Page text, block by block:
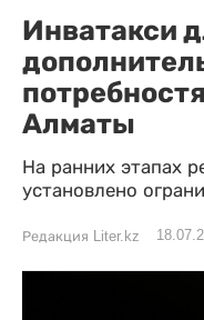
Инватакси
Алматы
На ранних этапах
установлено
Редакция Liter.kz